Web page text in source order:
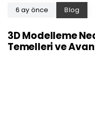
6 ay önce Blog
3D Modelleme
Temelleri ve